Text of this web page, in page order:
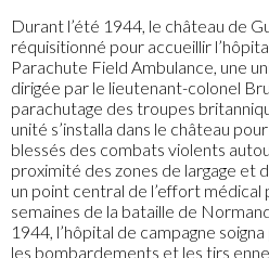
Durant l’été 1944, le château de
réquisitionné pour accueillir
Parachute Field Ambulance, une
dirigée par le lieutenant-colonel
parachutage des troupes
unité s’installa dans le château
blessés des combats violents
proximité des zones de largage et
un point central de l’effort
semaines de la bataille de
1944, l’hôpital de campagne
les bombardements et les tirs